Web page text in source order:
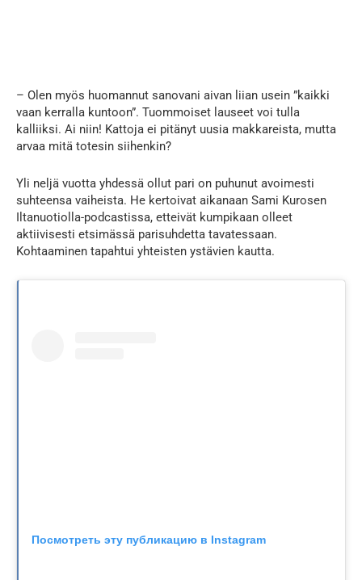
– Olen myös huomannut sanovani aivan liian usein ”kaikki
vaan kerralla kuntoon”. Tuommoiset lauseet voi tulla
kalliiksi. Ai niin! Kattoja ei pitänyt uusia makkareista, mutta
arvaa mitä totesin siihenkin?
Yli neljä vuotta yhdessä ollut pari on puhunut avoimesti
suhteensa vaiheista. He kertoivat aikanaan Sami Kurosen
Iltanuotiolla-podcastissa, etteivät kumpikaan olleet
aktiivisesti etsimässä parisuhdetta tavatessaan.
Kohtaaminen tapahtui yhteisten ystävien kautta.
Посмотреть эту публикацию в Instagram